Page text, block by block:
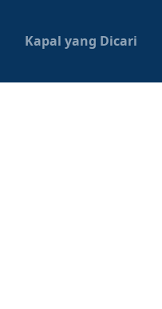
Kapal yang Dicari